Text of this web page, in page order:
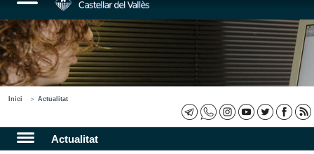
Inici Actualitat
Actualitat